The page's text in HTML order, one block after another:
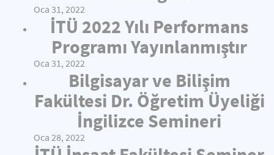
Oca 31, 2022
İTÜ 2022 Yılı Performans
Programı Yayınlanmıştır
Oca 31, 2022
Bilgisayar ve Bilişim
Fakültesi Dr. Öğretim Üyeliği
İngilizce Semineri
Oca 28, 2022